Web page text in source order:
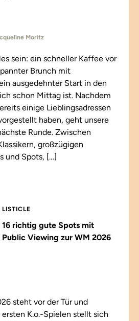
Moritz
sein: ein schneller Kaffee vor
Brunch mit
ausgedehnter Start in den
schon Mittag ist. Nachdem
einige Lieblingsadressen
haben, geht unsere
Runde. Zwischen
großzügigen
und Spots, […]
LISTICLE
16 richtig gute Spots mit
Public Viewing zur WM 2026
steht vor der Tür und
K.o.-Spielen stellt sich